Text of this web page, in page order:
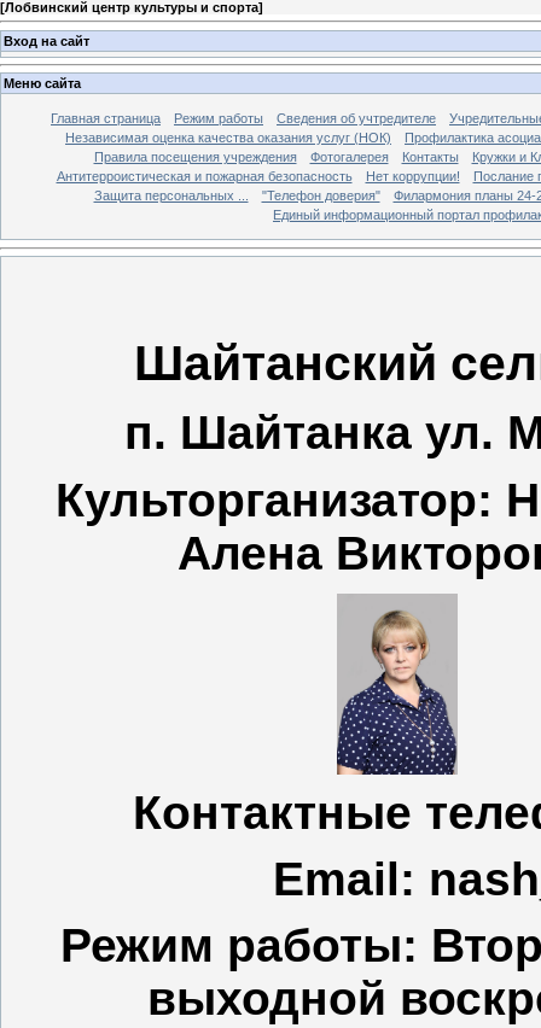
[Лобвинский центр культуры и спорта]
Вход на сайт
Меню сайта
Главная страница Режим работы Сведения об учтредителе
Независимая оценка качества оказания услуг (НОК)
Профилактика
Правила посещения учреждения
Фотогалерея Контакты
Кружки и
Антитерроистическая и пожарная безопасность
Нет коррупции!
Послание
Защита персональных ...
"Телефон доверия"
Филармония планы 24-
Единый информационный портал
Шайтанский
п. Шайтанка ул.
Культорганизатор:
Алена
Контактные
Email:
Режим работы:
выходной